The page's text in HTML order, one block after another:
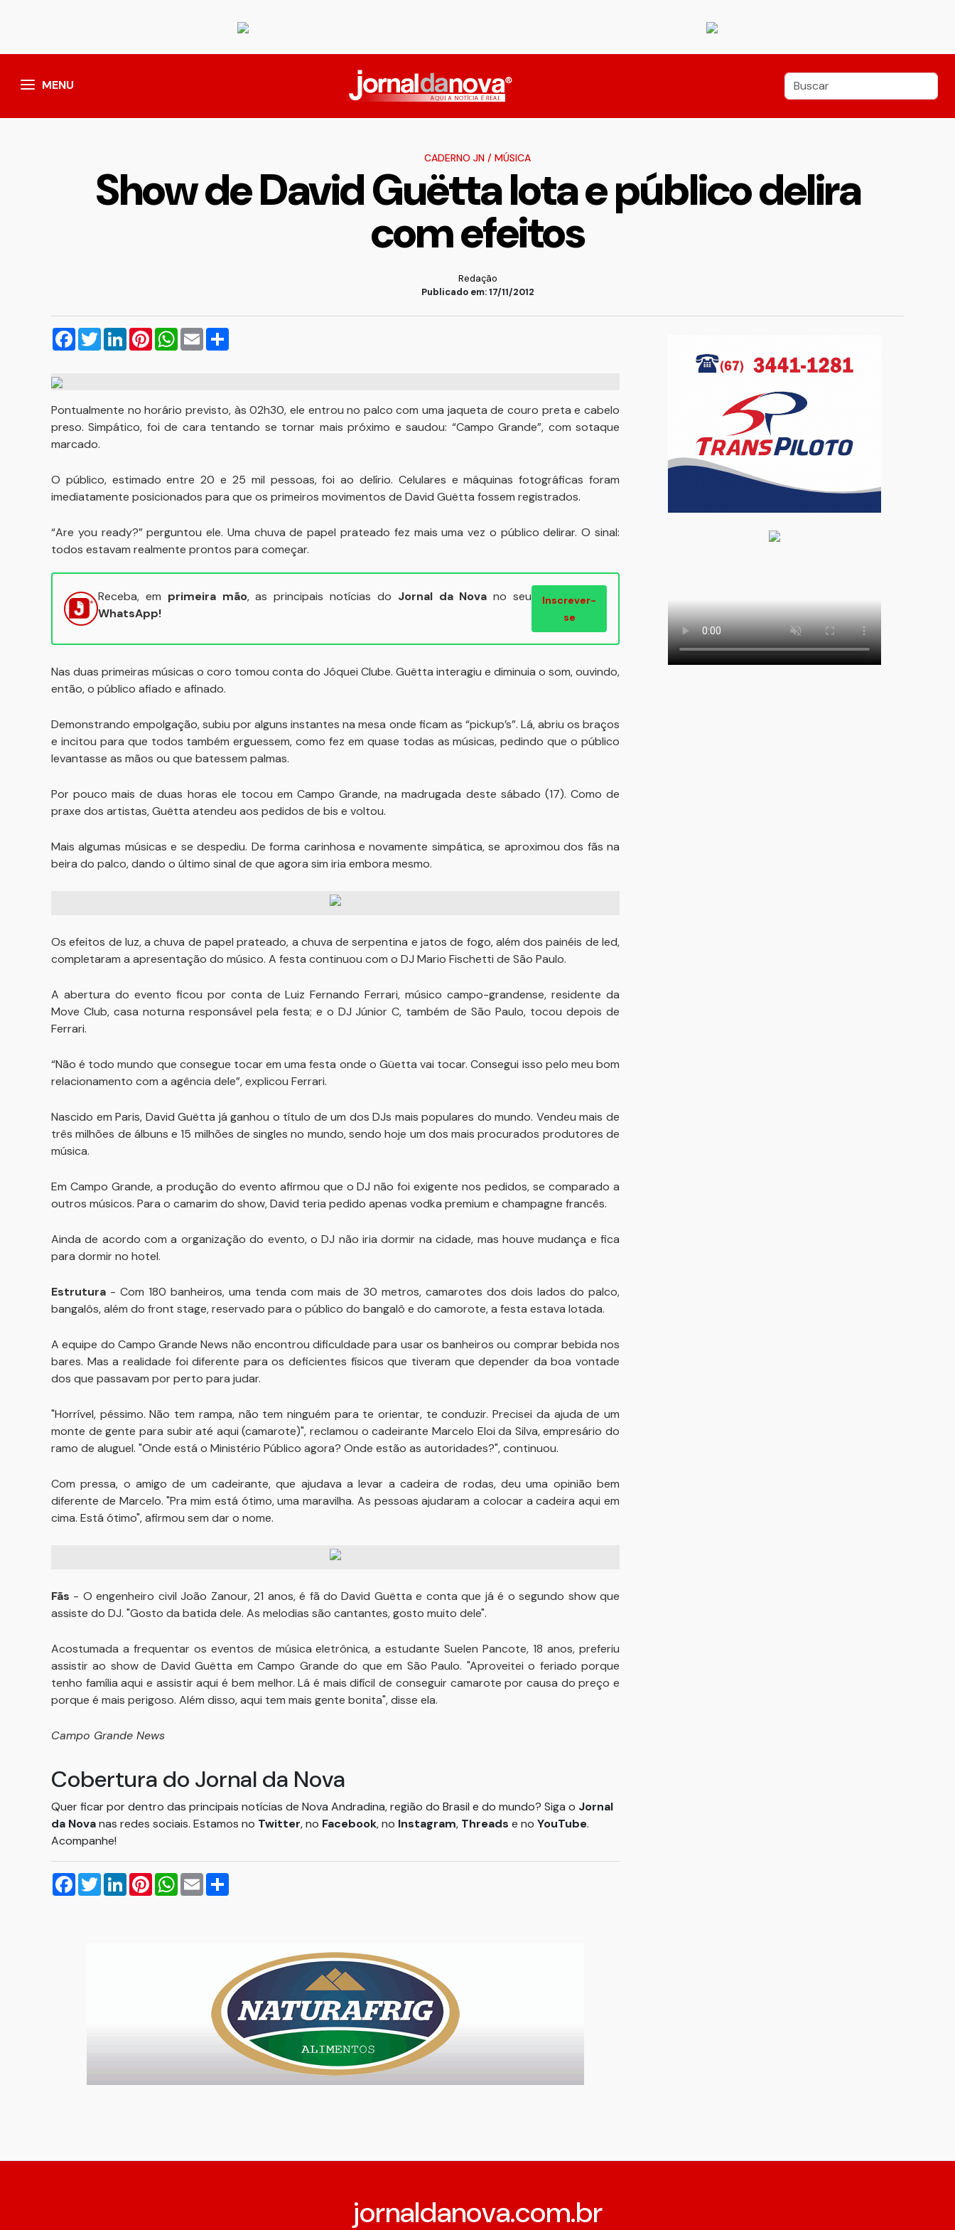
MENU
CADERNO JN / MÚSICA
Show de David Guëtta lota e público delira
com efeitos
Redação
Publicado em: 17/11/2012
Facebook
TwitterLinkedInPinterestWhatsApp
Email
Pontualmente no horário previsto, às 02h30, ele entrou no palco com uma jaqueta de couro preta e cabelo
preso. Simpático, foi de cara tentando se tornar mais próximo e saudou: “Campo Grande”, com sotaque
marcado.
O público, estimado entre 20 e 25 mil pessoas, foi ao delírio. Celulares e máquinas fotográficas foram
imediatamente posicionados para que os primeiros movimentos de David Guëtta fossem registrados.
“Are you ready?” perguntou ele. Uma chuva de papel prateado fez mais uma vez o público delirar. O sinal:
todos estavam realmente prontos para começar.
Receba, em primeira mão, as principais notícias do Jornal da Nova no seu
WhatsApp!
Inscrever-
se
Nas duas primeiras músicas o coro tomou conta do Jóquei Clube. Guëtta interagiu e diminuia o som, ouvindo,
então, o público afiado e afinado.
Demonstrando empolgação, subiu por alguns instantes na mesa onde ficam as “pickup’s”. Lá, abriu os braços
e incitou para que todos também erguessem, como fez em quase todas as músicas, pedindo que o público
levantasse as mãos ou que batessem palmas.
Por pouco mais de duas horas ele tocou em Campo Grande, na madrugada deste sábado (17). Como de
praxe dos artistas, Guëtta atendeu aos pedidos de bis e voltou.
Mais algumas músicas e se despediu. De forma carinhosa e novamente simpática, se aproximou dos fãs na
beira do palco, dando o último sinal de que agora sim iria embora mesmo.
Os efeitos de luz, a chuva de papel prateado, a chuva de serpentina e jatos de fogo, além dos painéis de led,
completaram a apresentação do músico. A festa continuou com o DJ Mario Fischetti de São Paulo.
A abertura do evento ficou por conta de Luiz Fernando Ferrari, músico campo-grandense, residente da
Move Club, casa noturna responsável pela festa; e o DJ Júnior C, também de São Paulo, tocou depois de
Ferrari.
“Não é todo mundo que consegue tocar em uma festa onde o Güetta vai tocar. Consegui isso pelo meu bom
relacionamento com a agência dele”, explicou Ferrari.
Nascido em Paris, David Guëtta já ganhou o título de um dos DJs mais populares do mundo. Vendeu mais de
três milhões de álbuns e 15 milhões de singles no mundo, sendo hoje um dos mais procurados produtores de
música.
Em Campo Grande, a produção do evento afirmou que o DJ não foi exigente nos pedidos, se comparado a
outros músicos. Para o camarim do show, David teria pedido apenas vodka premium e champagne francês.
Ainda de acordo com a organização do evento, o DJ não iria dormir na cidade, mas houve mudança e fica
para dormir no hotel.
Estrutura - Com 180 banheiros, uma tenda com mais de 30 metros, camarotes dos dois lados do palco,
bangalôs, além do front stage, reservado para o público do bangalô e do camorote, a festa estava lotada.
A equipe do Campo Grande News não encontrou dificuldade para usar os banheiros ou comprar bebida nos
bares. Mas a realidade foi diferente para os deficientes físicos que tiveram que depender da boa vontade
dos que passavam por perto para judar.
"Horrível, péssimo. Não tem rampa, não tem ninguém para te orientar, te conduzir. Precisei da ajuda de um
monte de gente para subir até aqui (camarote)", reclamou o cadeirante Marcelo Eloi da Silva, empresário do
ramo de aluguel. "Onde está o Ministério Público agora? Onde estão as autoridades?", continuou.
Com pressa, o amigo de um cadeirante, que ajudava a levar a cadeira de rodas, deu uma opinião bem
diferente de Marcelo. "Pra mim está ótimo, uma maravilha. As pessoas ajudaram a colocar a cadeira aqui em
cima. Está ótimo", afirmou sem dar o nome.
Fãs - O engenheiro civil João Zanour, 21 anos, é fã do David Guëtta e conta que já é o segundo show que
assiste do DJ. "Gosto da batida dele. As melodias são cantantes, gosto muito dele".
Acostumada a frequentar os eventos de música eletrônica, a estudante Suelen Pancote, 18 anos, preferiu
assistir ao show de David Guëtta em Campo Grande do que em São Paulo. "Aproveitei o feriado porque
tenho família aqui e assistir aqui é bem melhor. Lá é mais difícil de conseguir camarote por causa do preço e
porque é mais perigoso. Além disso, aqui tem mais gente bonita", disse ela.
Campo Grande News
Cobertura do Jornal da Nova
Quer ficar por dentro das principais notícias de Nova Andradina, região do Brasil e do mundo? Siga o Jornal
da Novanas redes sociais. Estamos no Twitter, no Facebook, no Instagram, Threads e no YouTube.
Acompanhe!
Facebook
TwitterLinkedInPinterestWhatsApp
Email
jornaldanova.com.br